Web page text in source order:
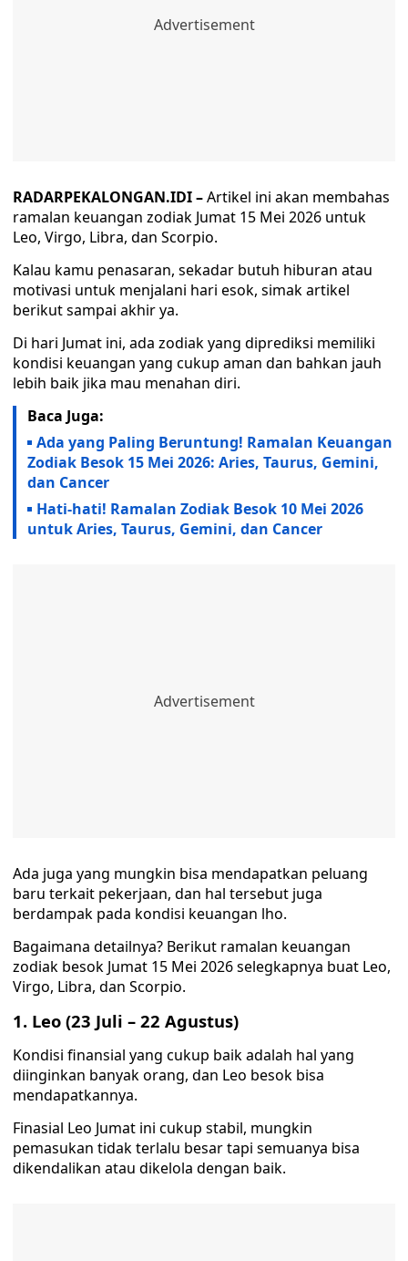
RADARPEKALONGAN.IDI –Artikel ini akan membahas
ramalan keuangan zodiak Jumat 15 Mei 2026 untuk
Leo, Virgo, Libra, dan Scorpio.
Kalau kamu penasaran, sekadar butuh hiburan atau
motivasi untuk menjalani hari esok, simak artikel
berikut sampai akhir ya.
Di hari Jumat ini, ada zodiak yang diprediksi memiliki
kondisi keuangan yang cukup aman dan bahkan jauh
lebih baik jika mau menahan diri.
Baca Juga:
Ada yang Paling Beruntung! Ramalan Keuangan
Zodiak Besok 15 Mei 2026: Aries, Taurus, Gemini,
dan Cancer
Hati-hati! Ramalan Zodiak Besok 10 Mei 2026
untuk Aries, Taurus, Gemini, dan Cancer
Ada juga yang mungkin bisa mendapatkan peluang
baru terkait pekerjaan, dan hal tersebut juga
berdampak pada kondisi keuangan lho.
Bagaimana detailnya? Berikut ramalan keuangan
zodiak besok Jumat 15 Mei 2026 selegkapnya buat Leo,
Virgo, Libra, dan Scorpio.
1. Leo (23 Juli – 22 Agustus)
Kondisi finansial yang cukup baik adalah hal yang
diinginkan banyak orang, dan Leo besok bisa
mendapatkannya.
Finasial Leo Jumat ini cukup stabil, mungkin
pemasukan tidak terlalu besar tapi semuanya bisa
dikendalikan atau dikelola dengan baik.